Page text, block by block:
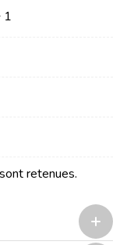
1
retenues.